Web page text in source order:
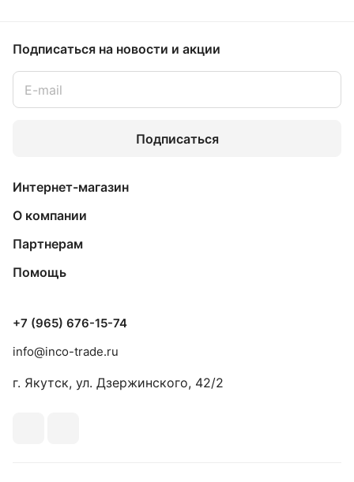
Подписаться на новости и акции
Подписаться
Интернет-магазин
О компании
Партнерам
Помощь
+7 (965) 676-15-74
info@inco-trade.ru
г. Якутск, ул. Дзержинского, 42/2